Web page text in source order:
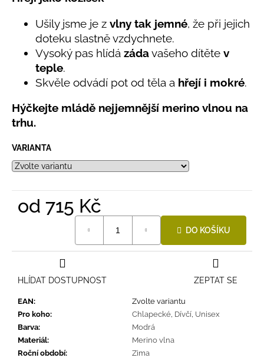
produktu
hvězdiček.
Ušily jsme je z vlny tak jemné, že při jejich
doteku slastně vzdychnete.
Vysoký pas hlídá zádavašeho dítěte v
teple.
Skvěle odvádí pot od těla a hřejí i mokré.
Hýčkejte mládě nejjemnější merino vlnou na
trhu.
VARIANTA
od 715 Kč
DO KOŠÍKU
EAN:
Zvolte variantu
Pro koho: Chlapecké, Dívčí, Unisex
Barva:
Modrá
Materiál:
Merino vlna
Roční období:
Zima
ZEPTAT SE
HLÍDAT DOSTUPNOST
LETNÍ
RYCHLESCHNOUCÍ
KALHOTY
695